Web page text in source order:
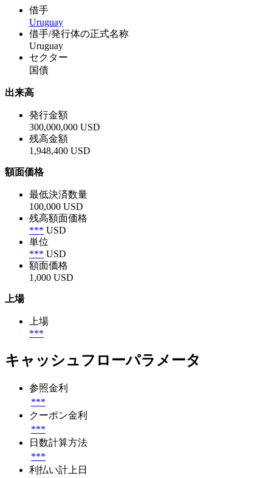
借手
Uruguay
借手/発行体の正式名称
Uruguay
セクター
国債
出来高
発行金額
300,000,000 USD
残高金額
1,948,400 USD
額面価格
最低決済数量
100,000 USD
残高額面価格
*** USD
単位
*** USD
額面価格
1,000 USD
上場
上場
***
キャッシュフローパラメータ
参照金利
***
クーポン金利
***
日数計算方法
***
利払い計上日